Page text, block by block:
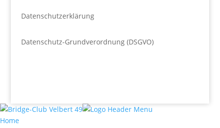
Datenschutzerklärung
Datenschutz-Grundverordnung (DSGVO)
Home